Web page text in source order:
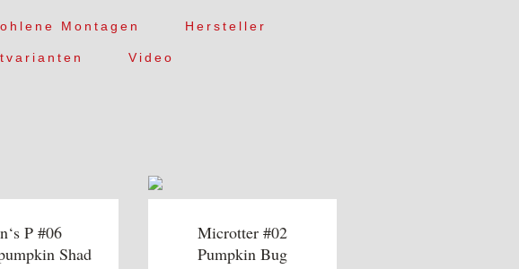
Montagen Hersteller
Video
P #06
Shad
Microtter #02
Pumpkin Bug